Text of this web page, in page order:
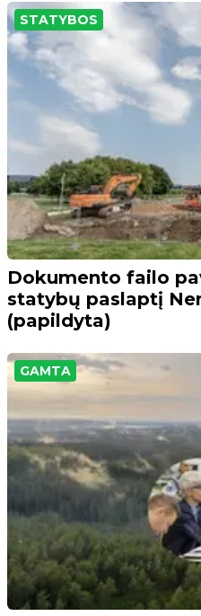
STATYBOS
Dokumento failo
statybų paslaptį
(papildyta)
GAMTA